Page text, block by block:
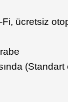
Fi, ücretsiz